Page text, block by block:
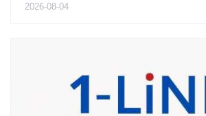
2026-08-04